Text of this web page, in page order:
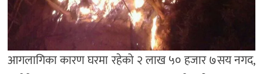
आगलागिका कारण घरमा रहेको २ लाख ५० हजार ७सय नगद,